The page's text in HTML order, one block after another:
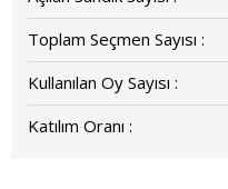
Toplam Seçmen Sayısı :
Kullanılan Oy Sayısı :
Katılım Oranı :